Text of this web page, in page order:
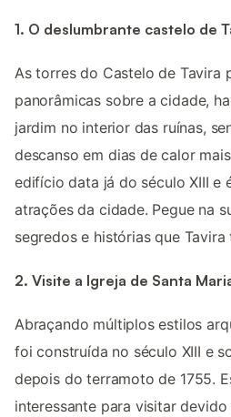
1. O deslumbrante castelo de
As torres do Castelo de Tavira
panorâmicas sobre a cidade,
jardim no interior das ruínas,
descanso em dias de calor
edifício data já do século XIII e
atrações da cidade. Pegue na
segredos e histórias que
2. Visite a Igreja de Santa
Abraçando múltiplos estilos
foi construída no século XIII e
depois do terramoto de 1755.
interessante para visitar